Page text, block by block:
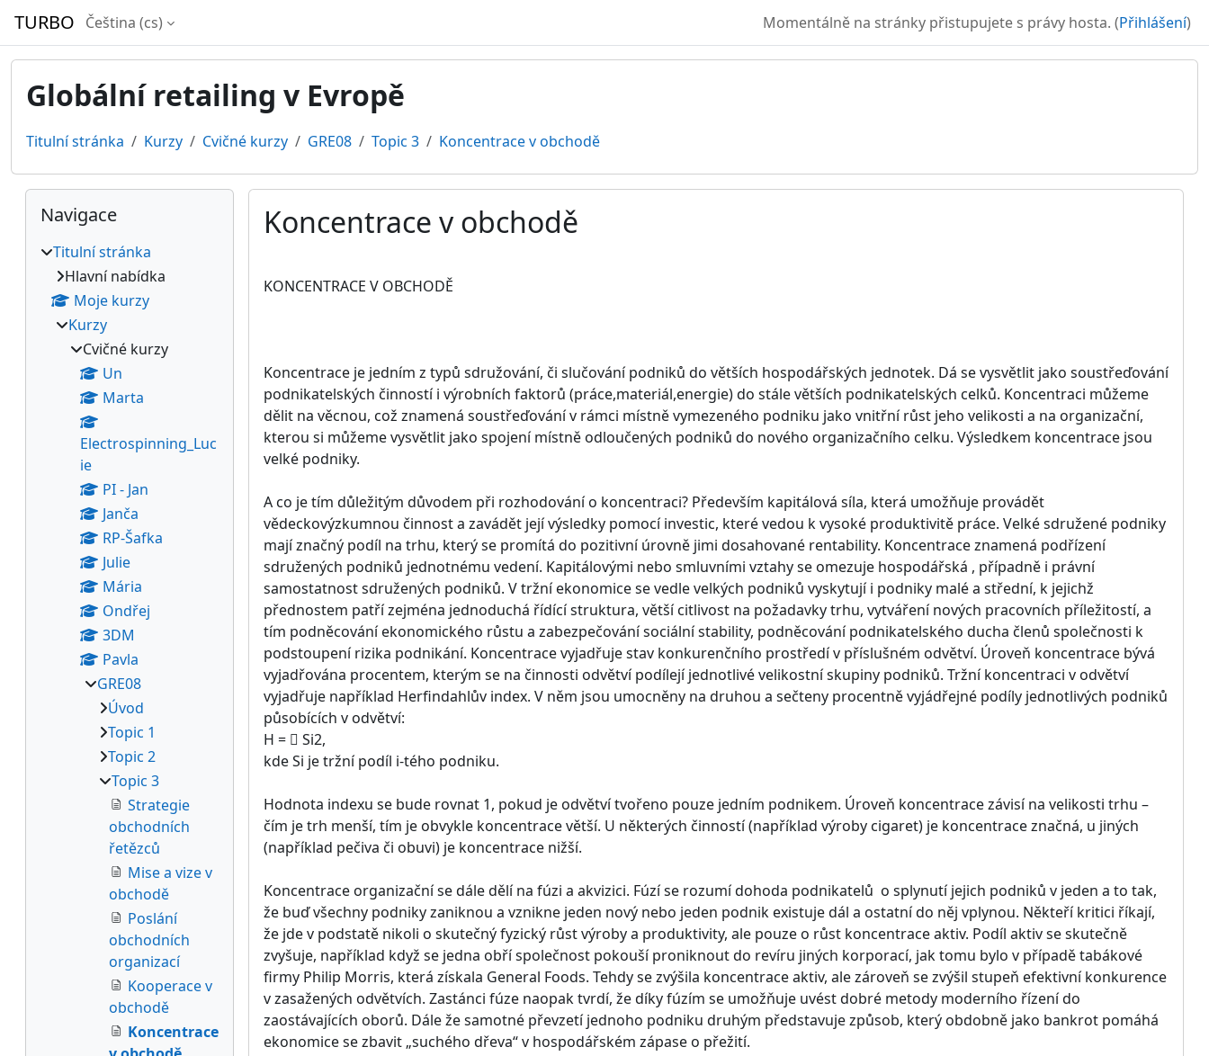
Přejít k hlavnímu obsahu
TURBO Čeština ‎(cs)‎ Momentálně na stránky přistupujete s právy hosta. (Přihlášení)
Globální retailing v Evropě
Titulní stránka Kurzy Cvičné kurzy GRE08 Topic 3 Koncentrace v obchodě
Koncentrace v obchodě
KONCENTRACE V OBCHODĚ
Koncentrace je jedním z typů sdružování, či slučování podniků do větších hospodářských jednotek. Dá se vysvětlit jako soustřeďování
podnikatelských činností i výrobních faktorů (práce,materiál,energie) do stále větších podnikatelských celků. Koncentraci můžeme
dělit na věcnou, což znamená soustřeďování v rámci místně vymezeného podniku jako vnitřní růst jeho velikosti a na organizační,
kterou si můžeme vysvětlit jako spojení místně odloučených podniků do nového organizačního celku. Výsledkem koncentrace jsou
velké podniky.
A co je tím důležitým důvodem při rozhodování o koncentraci? Především kapitálová síla, která umožňuje provádět
vědeckovýzkumnou činnost a zavádět její výsledky pomocí investic, které vedou k vysoké produktivitě práce. Velké sdružené podniky
mají značný podíl na trhu, který se promítá do pozitivní úrovně jimi dosahované rentability. Koncentrace znamená podřízení
sdružených podniků jednotnému vedení. Kapitálovými nebo smluvními vztahy se omezuje hospodářská , případně i právní
samostatnost sdružených podniků. V tržní ekonomice se vedle velkých podniků vyskytují i podniky malé a střední, k jejichž
přednostem patří zejména jednoduchá řídící struktura, větší citlivost na požadavky trhu, vytváření nových pracovních příležitostí, a
tím podněcování ekonomického růstu a zabezpečování sociální stability, podněcování podnikatelského ducha členů společnosti k
podstoupení rizika podnikání. Koncentrace vyjadřuje stav konkurenčního prostředí v příslušném odvětví. Úroveň koncentrace bývá
vyjadřována procentem, kterým se na činnosti odvětví podílejí jednotlivé velikostní skupiny podniků. Tržní koncentraci v odvětví
vyjadřuje například Herfindahlův index. V něm jsou umocněny na druhou a sečteny procentně vyjádřejné podíly jednotlivých podniků
působících v odvětví:
H =  Si2,
kde Si je tržní podíl i-tého podniku.
Hodnota indexu se bude rovnat 1, pokud je odvětví tvořeno pouze jedním podnikem. Úroveň koncentrace závisí na velikosti trhu –
čím je trh menší, tím je obvykle koncentrace větší. U některých činností (například výroby cigaret) je koncentrace značná, u jiných
(například pečiva či obuvi) je koncentrace nižší.
Koncentrace organizační se dále dělí na fúzi a akvizici. Fúzí se rozumí dohoda podnikatelů o splynutí jejich podniků v jeden a to tak,
že buď všechny podniky zaniknou a vznikne jeden nový nebo jeden podnik existuje dál a ostatní do něj vplynou. Někteří kritici říkají,
že jde v podstatě nikoli o skutečný fyzický růst výroby a produktivity, ale pouze o růst koncentrace aktiv. Podíl aktiv se skutečně
zvyšuje, například když se jedna obří společnost pokouší proniknout do revíru jiných korporací, jak tomu bylo v případě tabákové
firmy Philip Morris, která získala General Foods. Tehdy se zvýšila koncentrace aktiv, ale zároveň se zvýšil stupeň efektivní konkurence
v zasažených odvětvích. Zastánci fúze naopak tvrdí, že díky fúzím se umožňuje uvést dobré metody moderního řízení do
zaostávajících oborů. Dále že samotné převzetí jednoho podniku druhým představuje způsob, který obdobně jako bankrot pomáhá
ekonomice se zbavit „suchého dřeva“ v hospodářském zápase o přežití.
Bloky
Přeskočit: Navigace
Navigace
Titulní stránka
Hlavní nabídka
Moje kurzy
Kurzy
Cvičné kurzy
Un
Marta
Electrospinning_Luc
ie
PI - Jan
Janča
RP-Šafka
Julie
Mária
Ondřej
3DM
Pavla
GRE08
Úvod
Topic 1
Topic 2
Topic 3
Strategie
obchodních
řetězců
Mise a vize v
obchodě
Poslání
obchodních
organizací
Kooperace v
obchodě
Koncentrace